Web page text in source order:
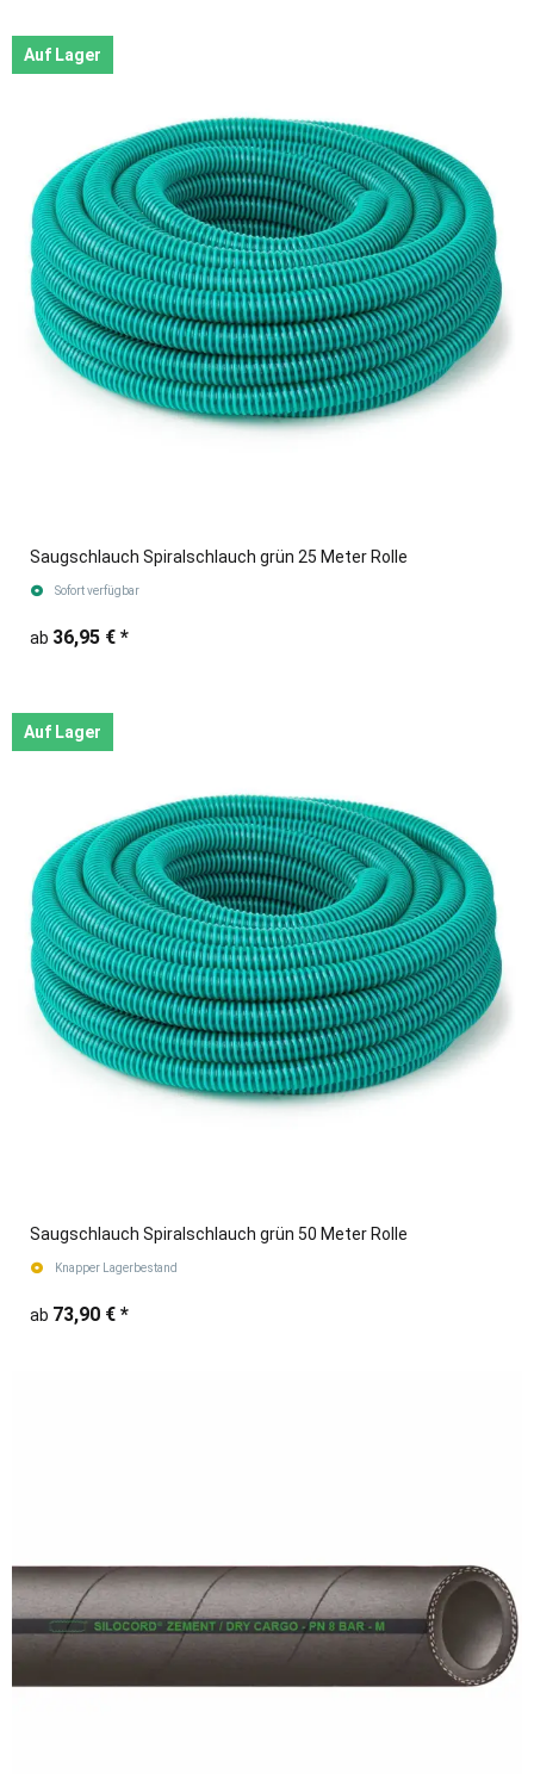
Auf Lager
Saugschlauch Spiralschlauch grün 25 Meter Rolle
Sofort verfügbar
ab 36,95 € *
Auf Lager
Saugschlauch Spiralschlauch grün 50 Meter Rolle
Knapper Lagerbestand
ab 73,90 € *